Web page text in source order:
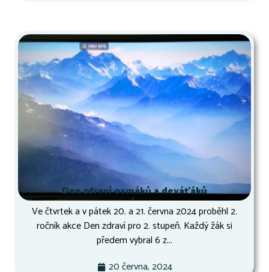
Den zdraví osmáků a deváťáků
Ve čtvrtek a v pátek 20. a 21. června 2024 proběhl 2.
ročník akce Den zdraví pro 2. stupeň. Každý žák si
předem vybral 6 z...
20 června, 2024